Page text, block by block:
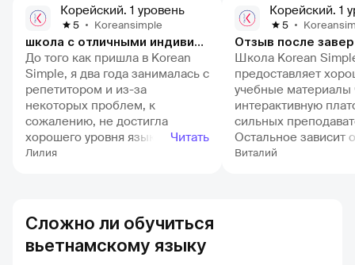
Корейский. 1 уровень
5 Koreansimple
Лилия
школа с отличными индивидуальными уроками:)
До того как пришла в Korean
Simple, я два года занималась с
репетитором и из-за
некоторых проблем, к
сожалению, не достигла
хорошего уровня языка в
жизни, хоть по бумажкам и
данную школу, то все пошло
как по маслу. С первого раза
подобрали отличного учителя,
Читать
Корейский. 1
5
Виталий
Отзыв после
Школа Korean
предоставляет
учебные материалы
интерактивную
сильных
Остальное зависит
ученика. Занятия в
Сложно ли обучиться
вьетнамскому языку